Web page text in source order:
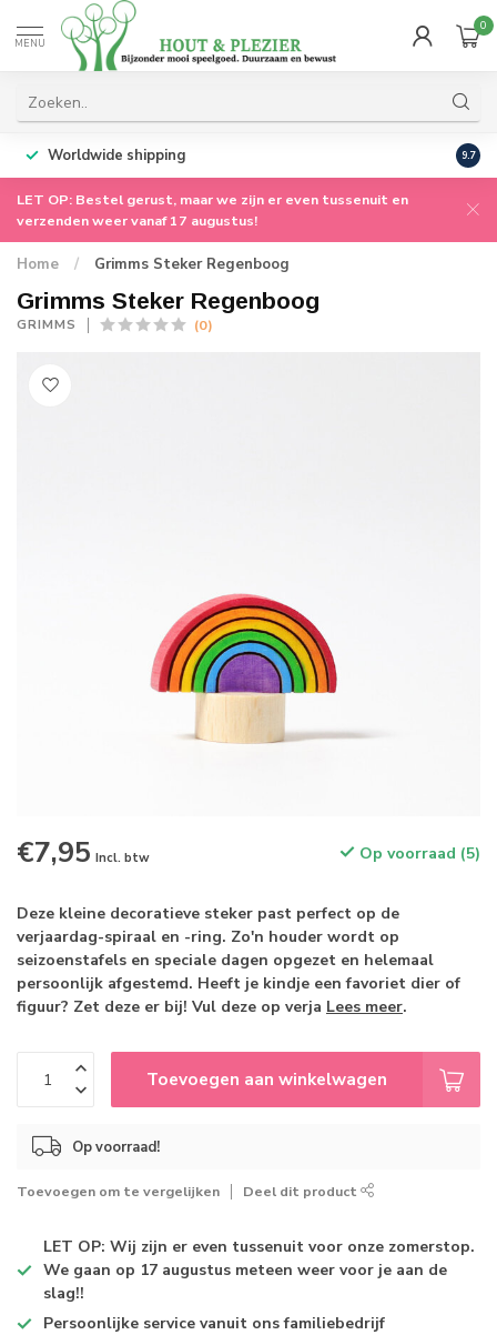
MENU
0
Worldwide shipping 9.7
LET OP: Bestel gerust, maar we zijn er even tussenuit en
verzenden weer vanaf 17 augustus!
Home / Grimms Steker Regenboog
Grimms Steker Regenboog
GRIMMS (0)
€7,95 Incl. btw Op voorraad (5)
Deze kleine decoratieve steker past perfect op de
verjaardag-spiraal en -ring. Zo'n houder wordt op
seizoenstafels en speciale dagen opgezet en helemaal
persoonlijk afgestemd. Heeft je kindje een favoriet dier of
figuur? Zet deze er bij! Vul deze op verja Lees meer.
Toevoegen aan winkelwagen
Op voorraad!
Toevoegen om te vergelijken Deel dit product
LET OP: Wij zijn er even tussenuit voor onze zomerstop.
We gaan op 17 augustus meteen weer voor je aan de
slag!!
Persoonlijke service vanuit ons familiebedrijf